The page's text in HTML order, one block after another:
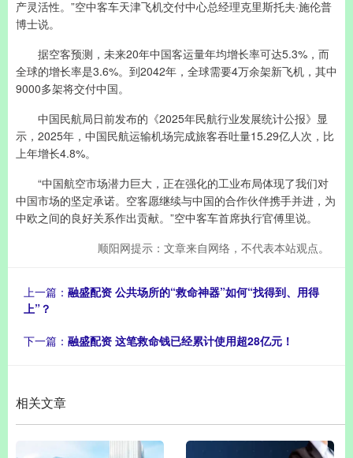
产灵活性。”空中客车天津飞机交付中心总经理克里斯托夫·施伦普
博士说。
据空客预测，未来20年中国客运量年均增长率可达5.3%，而
全球的增长率是3.6%。到2042年，全球需要4万余架新飞机，其中
9000多架将交付中国。
中国民航局日前发布的《2025年民航行业发展统计公报》显
示，2025年，中国民航运输机场完成旅客吞吐量15.29亿人次，比
上年增长4.8%。
“中国航空市场潜力巨大，正在强化的工业布局体现了我们对
中国市场的坚定承诺。空客愿继续与中国的合作伙伴携手并进，为
中欧之间的良好关系作出贡献。”空中客车首席执行官傅里说。
顺阳网提示：文章来自网络，不代表本站观点。
上一篇： 融盛配资 公共场所的“救命神器”如何“找得到、用得
上”？
下一篇： 融盛配资 这笔救命钱已经累计使用超28亿元！
相关文章